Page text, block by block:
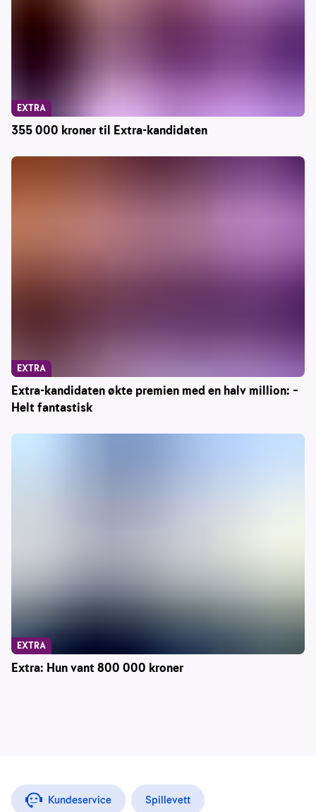
355 000 kroner til Extra-kandidaten
EXTRA
Extra-kandidaten økte premien med en halv million: –
Helt fantastisk
EXTRA
Extra: Hun vant 800 000 kroner
EXTRA
Kundeservice Spillevett